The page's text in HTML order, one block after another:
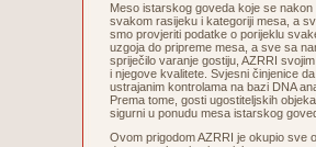
Meso istarskog goveda koje se
svakom rasijeku i kategoriji mesa, a
smo provjeriti podatke o porijeklu
uzgoja do pripreme mesa, a sve sa
spriječilo varanje gostiju, AZRRI
i njegove kvalitete. Svjesni činjenice
ustrajanim kontrolama na bazi DNA
Prema tome, gosti ugostiteljskih
sigurni u ponudu mesa
Ovom prigodom AZRRI je okupio sve